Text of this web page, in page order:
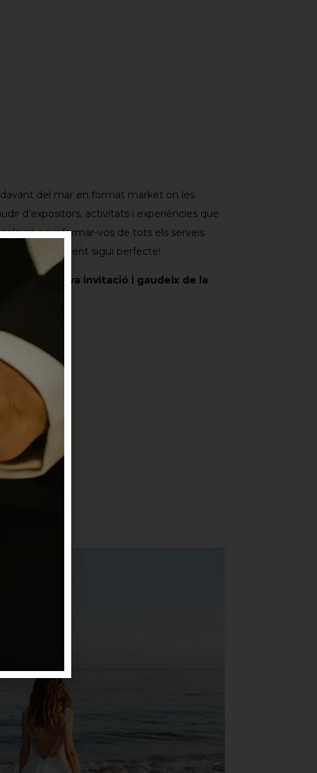
del mar en format market on les
d’expositors, activitats i experiències que
on informar-vos de tots els serveis
vostre casament sigui perfecte!
ja la teva invitació i gaudeix de la